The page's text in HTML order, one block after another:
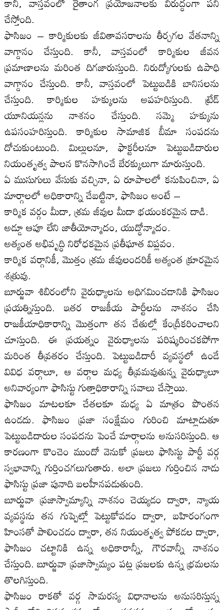
చేస్తోంది.
ఫాసిజం – కార్మికులకు జీవితావసరాలను తీర్చగల వేతనాన్ని
వాగ్దానం చేస్తుంది. కానీ, వాస్తవంలో కార్మికుల జీవన
ప్రమాణాలను మరింత దిగజారుస్తుంది. నిరుద్యోగులకు ఉపాధి
వాగ్దానం చేస్తుంది. కానీ, వాస్తవంలో పెట్టుబడికి బానిసలను
చేస్తుంది. కార్మికుల హక్కులను అపహరిస్తుంది. ట్రేడ్
యూనియన్లను నాశనం చేస్తుంది. సమ్మె హక్కును
ఉపసంహరిస్తుంది. కార్మికుల సామాజిక బీమా సంపదను
దోచుకుంటుంది. మిల్లులనూ, ఫాక్టరీలనూ పెట్టుబడిదారుల
నియంతృత్వ పాలన కొనసాగించే బేరక్కులుగా మారుస్తుంది.
ఏ ముసుగులు వేసుకు వచ్చినా, ఏ రూపాలలో కనుపించినా, ఏ
మార్గాలలో అధికారాన్ని చేబట్టినా, ఫాసిజం అంటే –
కార్మిక వర్గం మీదా, శ్రమ జీవుల మీదా భయంకరమైన దాడి.
అడ్డూ ఆపూ లేని జాతీయోన్మాదం, యుద్ధోన్మాదం.
అత్యంత అభివృద్ధి నిరోధకమైన ప్రతీఘాత విప్లవం.
కార్మిక వర్గానికీ, మొత్తం శ్రమ జీవులందరికీ అత్యంత క్రూరమైన
శత్రువు.
బూర్జువా శిబిరంలోని వైరుధ్యాలను అధిగమించడానికి ఫాసిజం
ప్రయత్నిస్తుంది. ఇతర రాజకీయ పార్టీలను నాశనం చేసి
రాజకీయాధికారాన్ని మొత్తంగా తన చేతుల్లో కేంద్రీకరించాలని
చూస్తుంది. ఈ ప్రయత్నం వైరుధ్యాలను పరిష్కరించకపోగా
మరింత తీవ్రతరం చేస్తుంది. పెట్టుబడిదారీ వ్యవస్థలో ఉండే
వివిధ వర్గాలూ, ఆ వర్గాల మధ్య తీవ్రమవుతున్న వైరుధ్యాలూ
అనివార్యంగా ఫాసిస్టు గుత్తాధికారాన్ని సవాలు చేస్తాయి.
ఫాసిజం మాటలకూ చేతలకూ మధ్య ఏ మాత్రం పొంతన
ఉండదు. ఫాసిజం ప్రజా సంక్షేమం గురించి మాట్లాడుతూ
పెట్టుబడిదారుల సంపదను పెంచే మార్గాలను అనుసరిస్తుంది. ఆ
కారణంగా కొంచెం ముందో వెనుకో ప్రజలు ఫాసిస్టు పార్టీ వర్గ
స్వభావాన్ని గుర్తించగలుగుతారు. అలా ప్రజలు గుర్తించిన నాడు
ఫాసిస్టు ప్రజా పునాది బలహీనపడుతుంది.
బూర్జువా ప్రజాస్వామ్యాన్ని నాశనం చెయ్యడం ద్వారా, న్యాయ
వ్యవస్థను తన గుప్పెట్లో పెట్టుకోవడం ద్వారా, బహిరంగంగా
హింసతో పాలించడం ద్వారా, తన నియంతృత్వ పోకడల ద్వారా,
ఫాసిజం చట్టానికి ఉన్న అధికారాన్నీ, గౌరవాన్నీ నాశనం
చేస్తుంది. బూర్జువా ప్రజాస్వామ్యం పట్ల ప్రజలకు ఉన్న భ్రమలను
తొలగిస్తుంది.
ఫాసిజం రాకతో వర్గ సామరస్య విధానాలను అనుసరిస్తున్న